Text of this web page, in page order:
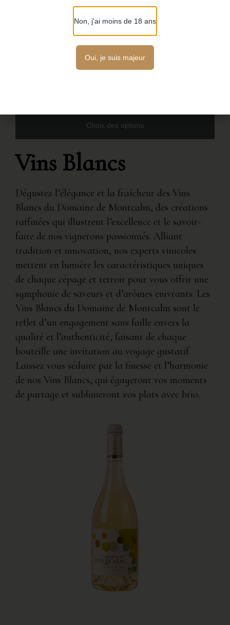
Cuvée Prestige Rouge
Vin Rouge
Choix des options
Vins Blancs
Dégustez l’élégance et la fraîcheur des Vins
Blancs du Domaine de Montcalm, des créations
raffinées qui illustrent l’excellence et le savoir-
faire de nos vignerons passionnés. Alliant
tradition et innovation, nos experts vinicoles
mettent en lumière les caractéristiques uniques
de chaque cépage et terroir pour vous offrir une
symphonie de saveurs et d’arômes enivrants. Les
Vins Blancs du Domaine de Montcalm sont le
reflet d’un engagement sans faille envers la
qualité et l’authenticité, faisant de chaque
bouteille une invitation au voyage gustatif.
Laissez vous séduire par la finesse et l’harmonie
de nos Vins Blancs, qui égayeront vos moments
de partage et sublimeront vos plats avec brio.
Non, j'ai moins de 18 ans
Oui, je suis majeur